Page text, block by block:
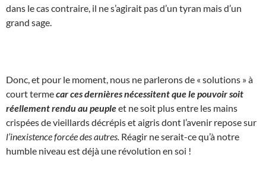
dans le cas contraire, il ne s’agirait pas d’un tyran mais d’un
grand sage.
Donc, et pour le moment, nous ne parlerons de « solutions » à
court termecar ces dernières nécessitent que le pouvoir soit
réellement rendu au peupleet ne soit plus entre les mains
crispées de vieillards décrépis et aigris dont l’avenir repose sur
l’inexistence forcée des autres. Réagir ne serait-ce qu’à notre
humble niveau est déjà une révolution en soi !